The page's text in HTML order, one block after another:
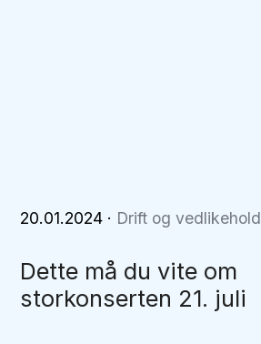
20.01.2024 · Drift og vedlikehold
Dette må du vite om
storkonserten 21. juli